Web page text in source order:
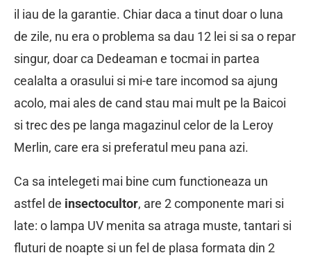
il iau de la garantie. Chiar daca a tinut doar o luna
de zile, nu era o problema sa dau 12 lei si sa o repar
singur, doar ca Dedeaman e tocmai in partea
cealalta a orasului si mi-e tare incomod sa ajung
acolo, mai ales de cand stau mai mult pe la Baicoi
si trec des pe langa magazinul celor de la Leroy
Merlin, care era si preferatul meu pana azi.
Ca sa intelegeti mai bine cum functioneaza un
astfel de insectocultor, are 2 componente mari si
late: o lampa UV menita sa atraga muste, tantari si
fluturi de noapte si un fel de plasa formata din 2